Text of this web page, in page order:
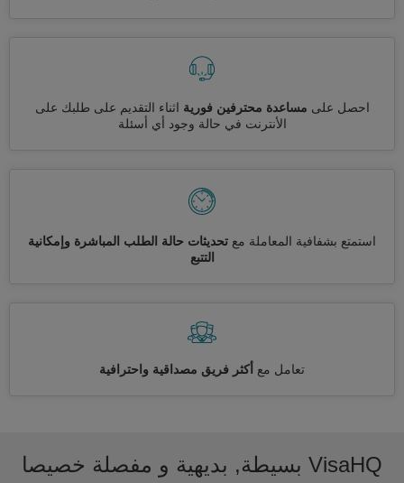
احصل على مساعدة محترفين فورية اثناء التقديم على طلبك على
الأنترنت في حالة وجود أي أسئلة
استمتع بشفافية المعاملة مع تحديثات حالة الطلب المباشرة وإمكانية
التتبع
تعامل مع أكثر فريق مصداقية واحترافية
VisaHQ بسيطة, بديهية و مفصلة خصيصا